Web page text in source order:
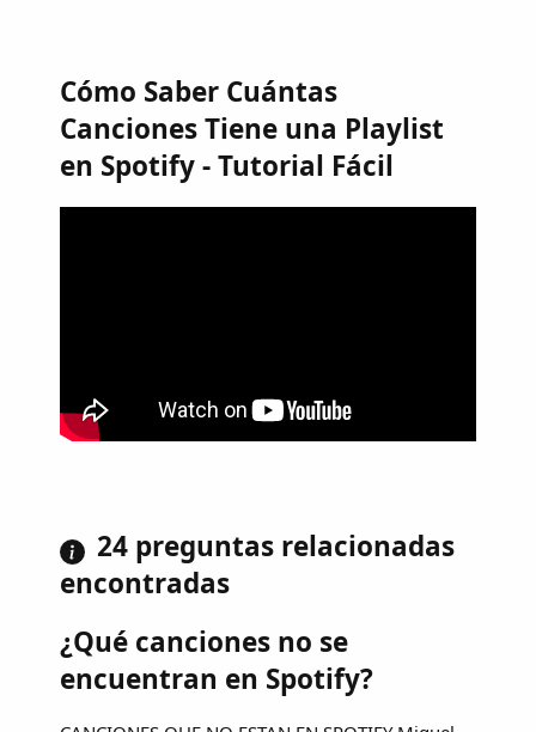
Cómo Saber Cuántas
Canciones Tiene una Playlist
en Spotify - Tutorial Fácil
24 preguntas relacionadas
encontradas
¿Qué canciones no se
encuentran en Spotify?